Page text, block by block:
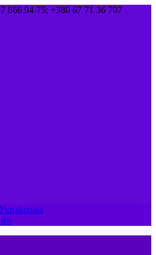
866 94 75; +380 67 71 36 707
Українська